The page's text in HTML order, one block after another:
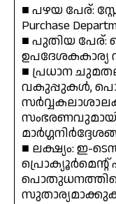
■ പഴയ പേര്:
Purchase
■ പുതിയ
ഉപദേശകകാര്യ
■ പ്രധാന
വകുപ്പുകൾ,
സംഭരണവുമായി
■ ലക്ഷ്യം: ഇ-
പ്രൊക്യൂർമെന്റ്